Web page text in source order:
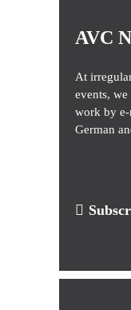
AVC
At
events,
work by
German